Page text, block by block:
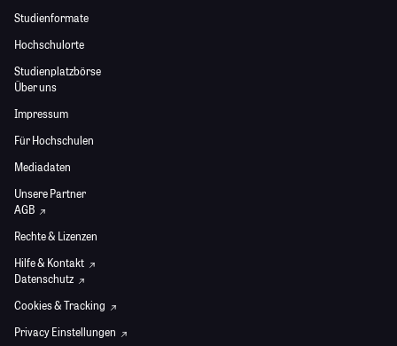
Studienformate
Hochschulorte
Studienplatzbörse
Über uns
Impressum
Für Hochschulen
Mediadaten
Unsere Partner
AGB
Rechte & Lizenzen
Hilfe & Kontakt
Datenschutz
Cookies & Tracking
Privacy Einstellungen